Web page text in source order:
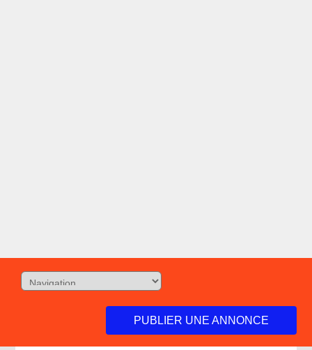
PUBLIER UNE ANNONCE